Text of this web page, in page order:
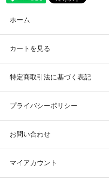
ホーム
カートを見る
特定商取引法に基づく表記
プライバシーポリシー
お問い合わせ
マイアカウント